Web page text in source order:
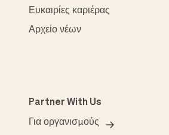
Ευκαιρίες καριέρας
Αρχείο νέων
Partner With Us
Για οργανισμούς